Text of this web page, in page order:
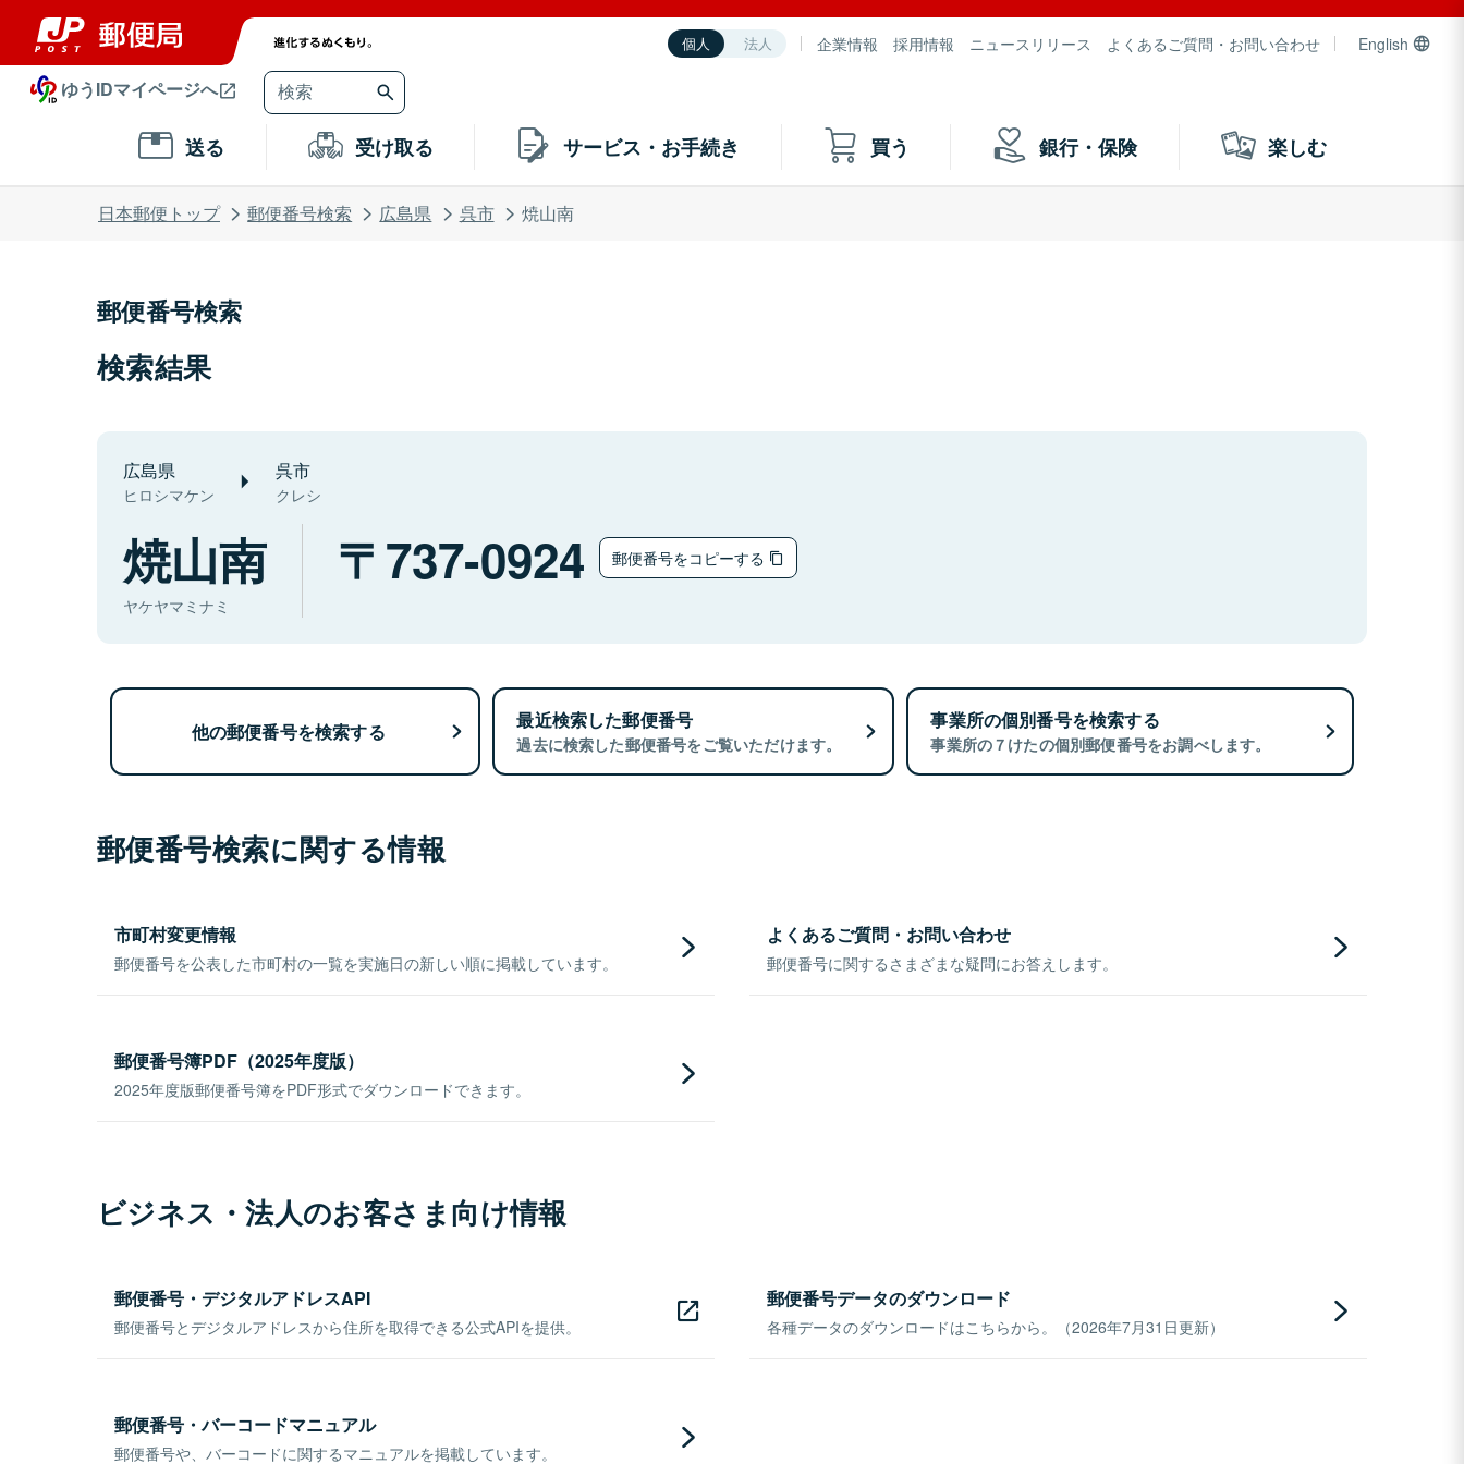
個人 法人 企業情報 採用情報 ニュースリリース よくあるご質問・お問い合わせ English
ゆうIDマイページへ
送る 受け取る サービス・お手続き 買う 銀行・保険 楽しむ
日本郵便トップ 郵便番号検索 広島県 呉市 焼山南
郵便番号検索
検索結果
広島県
ヒロシマケン
呉市
クレシ
焼山南
ヤケヤマミナミ
737-0924 郵便番号をコピーする
他の郵便番号を検索する 最近検索した郵便番号
過去に検索した郵便番号をご覧いただけます。
事業所の個別番号を検索する
事業所の７けたの個別郵便番号をお調べします。
郵便番号検索に関する情報
市町村変更情報
郵便番号を公表した市町村の一覧を実施日の新しい順に掲載しています。
よくあるご質問・お問い合わせ
郵便番号に関するさまざまな疑問にお答えします。
郵便番号簿PDF（2025年度版）
2025年度版郵便番号簿をPDF形式でダウンロードできます。
ビジネス・法人のお客さま向け情報
郵便番号・デジタルアドレスAPI
郵便番号とデジタルアドレスから住所を取得できる公式APIを提供。
郵便番号データのダウンロード
各種データのダウンロードはこちらから。（2026年7月31日更新）
郵便番号・バーコードマニュアル
郵便番号や、バーコードに関するマニュアルを掲載しています。